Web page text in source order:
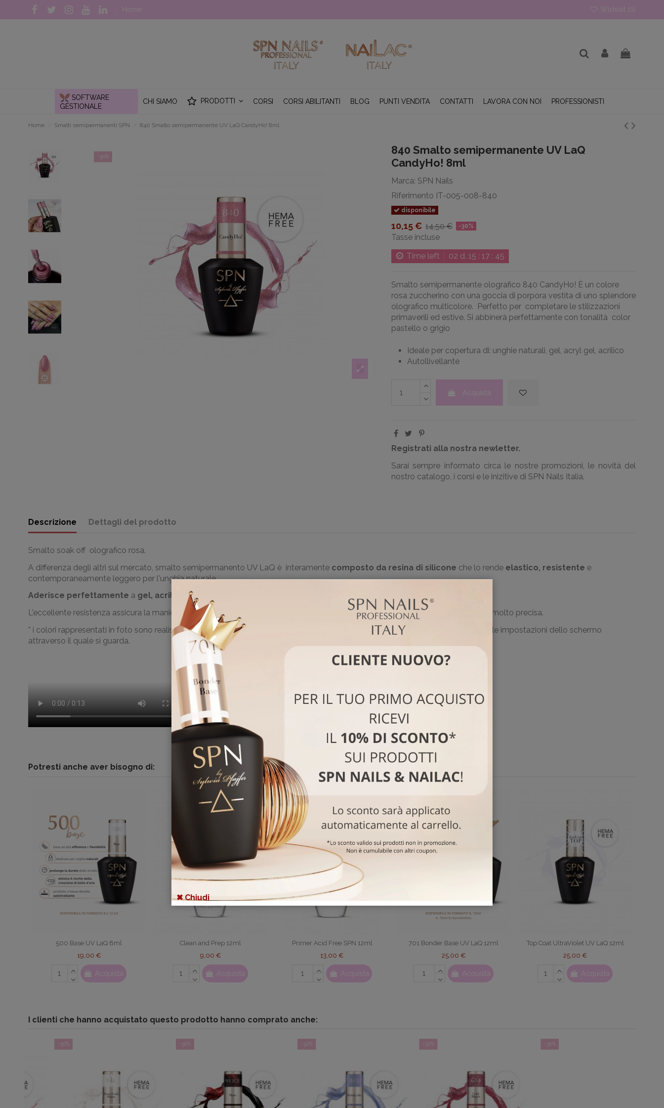
Home Wishlist (0)
SOFTWARE
GESTIONALE
CHI SIAMO PRODOTTI CORSI CORSI ABILITANTI BLOG PUNTI VENDITA CONTATTI LAVORA CON NOI PROFESSIONISTI
Home Smalti semipermanenti SPN 840 Smalto semipermanente UV LaQ CandyHo! 8ml
-30%
840 Smalto semipermanente UV LaQ
CandyHo! 8ml
Marca: SPN Nails
Riferimento IT-005-008-840
disponibile
10,15 € 14,50 € -30%
Tasse incluse
Time left
02 d. 15 : 17: 44
Smalto semipermanente olografico 840 CandyHo! È un colore
rosa zuccherino con una goccia di porpora vestita di uno splendore
olografico multicolore. Perfetto per completare le stilizzazioni
primaverili ed estive. Si abbinerà perfettamente con tonalità color
pastello o grigio
Ideale per copertura di: unghie naturali, gel, acryl gel, acrilico
Autollivellante
Acquista
Registrati alla nostra newletter.
Sarai sempre informato circa le nostre promozioni, le novità del
nostro catalogo, i corsi e le inizitive di SPN Nails Italia.
Descrizione Dettagli del prodotto
Smalto soak off olografico rosa.
A differenza degli altri sul mercato, smalto semipermanento UV LaQ è interamente composto da resina di silicone che lo rende elastico, resistente e
contemporaneamente leggero per l'unghia naturale.
Aderisce perfettamente a gel, acril gel, acrlico e all'unghia naturale.
L'eccellente resistenza assicura la manicure perfetta fino a 5 settimane. Grazie al pennello piatto l’applicazione è confortevole e molto precisa.
* i colori rappresentati in foto sono realistici; le leggere differenze che potrebbero essere riscontrate potrebbero essere dovute alle impostazioni dello schermo
attraverso il quale si guarda.
Potresti anche aver bisogno di:
500 Base UV LaQ 8ml
19,00 €
Acquista
Clean and Prep 12ml
9,00 €
Acquista
Primer Acid Free SPN 12ml
13,00 €
Acquista
701 Bonder Base UV LaQ 12ml
25,00 €
Acquista
Top Coat UltraViolet UV LaQ 12ml
25,00 €
Acquista
I clienti che hanno acquistato questo prodotto hanno comprato anche:
✖ Chiudi